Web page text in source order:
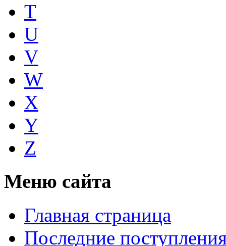
T
U
V
W
X
Y
Z
Меню сайта
Главная страница
Последние